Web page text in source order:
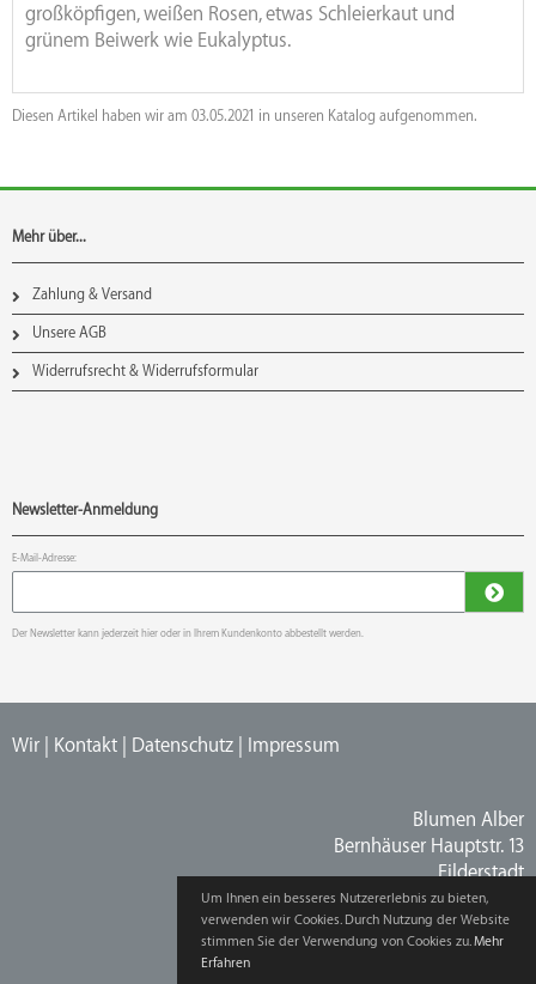
großköpfigen, weißen Rosen, etwas Schleierkaut und
grünem Beiwerk wie Eukalyptus.
Diesen Artikel haben wir am 03.05.2021 in unseren Katalog aufgenommen.
Mehr über...
Zahlung & Versand
Unsere AGB
Widerrufsrecht & Widerrufsformular
Newsletter-Anmeldung
E-Mail-Adresse:
Der Newsletter kann jederzeit hier oder in Ihrem Kundenkonto abbestellt werden.
Wir Kontakt Datenschutz Impressum
Blumen Alber
Bernhäuser Hauptstr. 13
Filderstadt
Tel. (0711) 70 34 03
info@blumen-alber.de
Um Ihnen ein besseres Nutzererlebnis zu bieten,
verwenden wir Cookies. Durch Nutzung der Website
stimmen Sie der Verwendung von Cookies zu.Mehr
Erfahren